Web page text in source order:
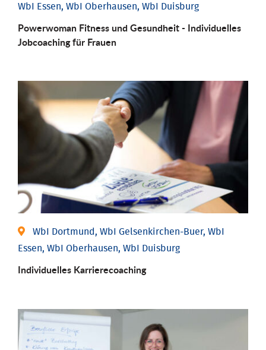
WbI Essen, WbI Oberhausen, WbI Duisburg
Powerwoman Fitness und Gesund­heit - Individu­elles
Job­coaching für Frauen
WbI Dortmund, WbI Gelsenkirchen-Buer, WbI
Essen, WbI Oberhausen, WbI Duisburg
Individu­elles Karrierecoaching